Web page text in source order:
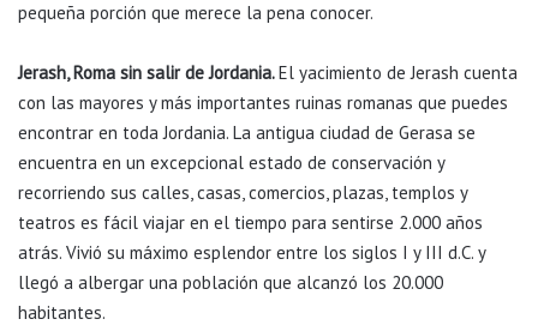
pequeña porción que merece la pena conocer.
Jerash, Roma sin salir de Jordania.El yacimiento de Jerash cuenta
con las mayores y más importantes ruinas romanas que puedes
encontrar en toda Jordania. La antigua ciudad de Gerasa se
encuentra en un excepcional estado de conservación y
recorriendo sus calles, casas, comercios, plazas, templos y
teatros es fácil viajar en el tiempo para sentirse 2.000 años
atrás. Vivió su máximo esplendor entre los siglos I y III d.C. y
llegó a albergar una población que alcanzó los 20.000
habitantes.